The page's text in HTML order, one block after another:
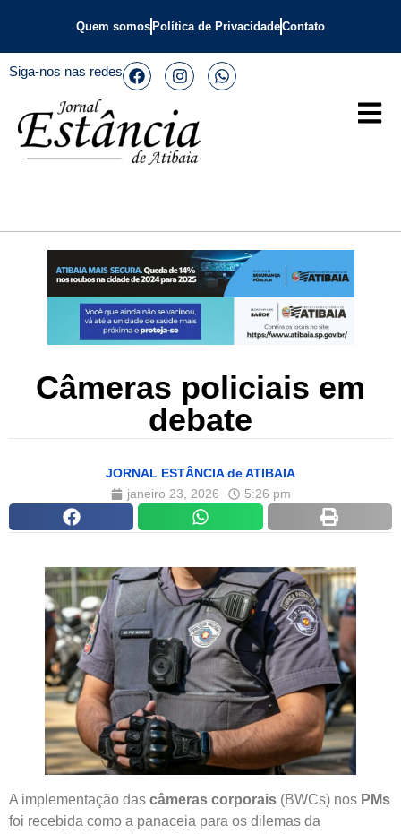
Quem somos Política de PrivacidadeContato
Siga-nos nas redes
Câmeras policiais em
debate
JORNAL ESTÂNCIA de ATIBAIA
janeiro 23, 2026
5:26 pm
A implementação das câmeras corporais (BWCs) nos PMs
foi recebida como a panaceia para os dilemas da